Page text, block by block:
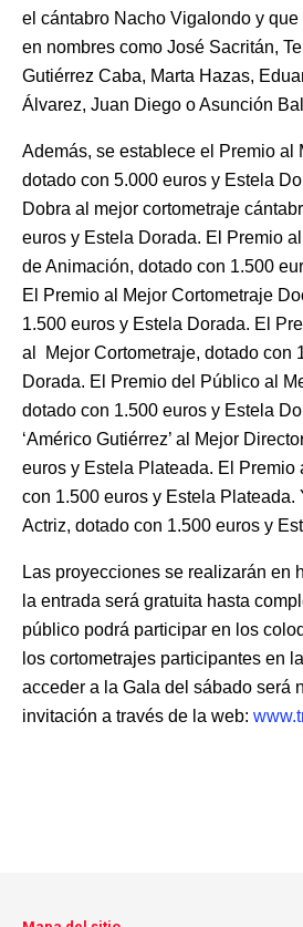
el cántabro Nacho Vigalondo y
en nombres como José Sacritán,
Gutiérrez Caba, Marta Hazas,
Álvarez, Juan Diego o Asunción
Además, se establece el Premio al
dotado con 5.000 euros y Estela
Dobra al mejor cortometraje
euros y Estela Dorada. El Premio
de Animación, dotado con 1.500
El Premio al Mejor Cortometraje
1.500 euros y Estela Dorada. El
al Mejor Cortometraje, dotado con
Dorada. El Premio del Público al
dotado con 1.500 euros y Estela
‘Américo Gutiérrez’ al Mejor
euros y Estela Plateada. El Premio
con 1.500 euros y Estela Plateada.
Actriz, dotado con 1.500 euros y
Las proyecciones se realizarán en
la entrada será gratuita hasta
público podrá participar en los
los cortometrajes participantes en
acceder a la Gala del sábado será
invitación a través de la web: